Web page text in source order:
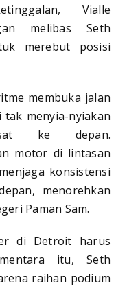
Vialle
melibas Seth
merebut posisi
membuka jalan
tak menyia-nyiakan
ke depan.
motor di lintasan
konsistensi
menorehkan
Paman Sam.
di Detroit harus
itu, Seth
raihan podium